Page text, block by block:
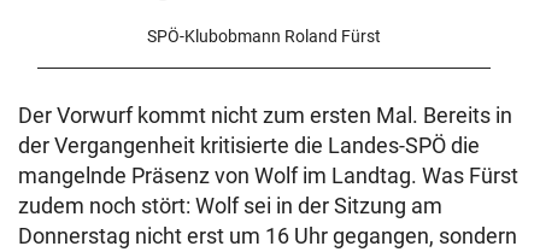
SPÖ-Klubobmann Roland Fürst
Der Vorwurf kommt nicht zum ersten Mal. Bereits in
der Vergangenheit kritisierte die Landes-SPÖ die
mangelnde Präsenz von Wolf im Landtag. Was Fürst
zudem noch stört: Wolf sei in der Sitzung am
Donnerstag nicht erst um 16 Uhr gegangen, sondern